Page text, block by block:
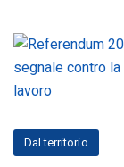
Dal territorio